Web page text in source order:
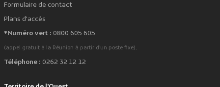
Formulaire de contact
Plans d'accès
*Numéro vert : 0800 605 605
(appel gratuit à la Réunion à partir d'un poste fixe).
Téléphone : 0262 32 12 12